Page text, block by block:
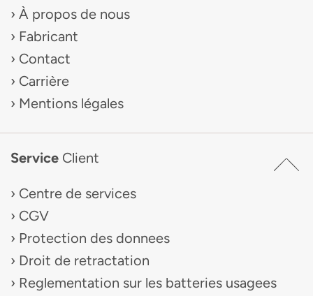
À propos de nous
Fabricant
Contact
Carrière
Mentions légales
Service Client
Centre de services
CGV
Protection des donnees
Droit de retractation
Reglementation sur les batteries usagees